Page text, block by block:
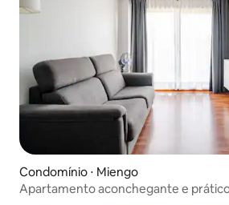
Condomínio ⋅ Miengo
Apartamento aconchegante e